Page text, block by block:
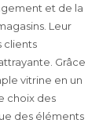
et de la
Leur
clients
Grâce
vitrine en un
choix des
des éléments